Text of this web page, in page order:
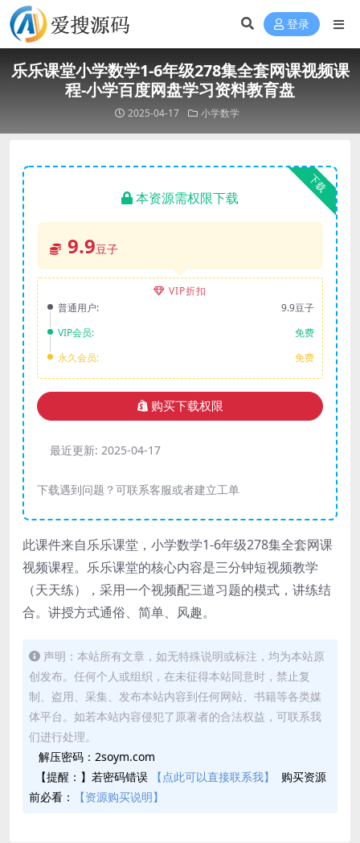
登录
乐乐课堂小学数学1-6年级278集全套网课视频课
程-小学百度网盘学习资料教育盘
2025-04-17 小学数学
下载
本资源需权限下载
9.9豆子
VIP折扣
普通用户:
9.9豆子
VIP会员:
免费
永久会员:
免费
购买下载权限
最近更新: 2025-04-17
下载遇到问题？可联系客服或者建立工单
此课件来自乐乐课堂，小学数学1-6年级278集全套网课
视频课程。乐乐课堂的核心内容是三分钟短视频教学
（天天练），采用一个视频配三道习题的模式，讲练结
合。讲授方式通俗、简单、风趣。
声明：本站所有文章，如无特殊说明或标注，均为本站原
创发布。任何个人或组织，在未征得本站同意时，禁止复
制、盗用、采集、发布本站内容到任何网站、书籍等各类媒
体平台。如若本站内容侵犯了原著者的合法权益，可联系我
们进行处理。
解压密码：2soym.com
【提醒：】若密码错误
【点此可以直接联系我】
购买资源
前必看：
【资源购买说明】